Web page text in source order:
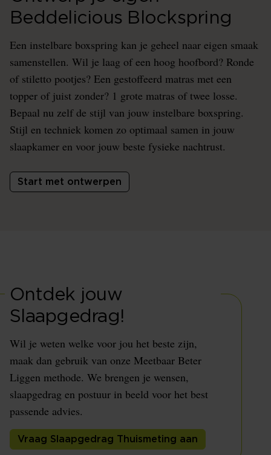
Beddelicious Blockspring
Een instelbare boxspring kan je geheel naar eigen smaak
samenstellen. Wil je laag of een hoog hoofbord? Ronde
of stiletto pootjes? Een gestoffeerd matras met een
topper of juist zonder? 1 grote matras of twee losse.
Bepaal nu zelf de stijl van jouw instelbare boxspring.
Stijl en techniek komen zo optimaal samen in jouw
slaapkamer en voor jouw beste fysieke nachtrust.
Start met ontwerpen
Ontdek jouw
Slaapgedrag!
Wil je weten welke voor jou het beste zijn,
maak dan gebruik van onze Meetbaar Beter
Liggen methode. We brengen je wensen,
slaapgedrag en postuur in beeld voor het best
passende advies.
Vraag Slaapgedrag Thuismeting aan